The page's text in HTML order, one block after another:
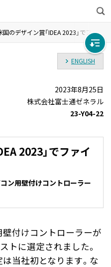
検
索
国のデザイン賞「IDEA 2023」でファイ
ENGLISH
2023年8月25日
株式会社富士通ゼネラル
23-Y04-22
2023」でファイ
ン用壁付けコントローラー
付けコントローラーが
トに選定されました。
当社初となります。な